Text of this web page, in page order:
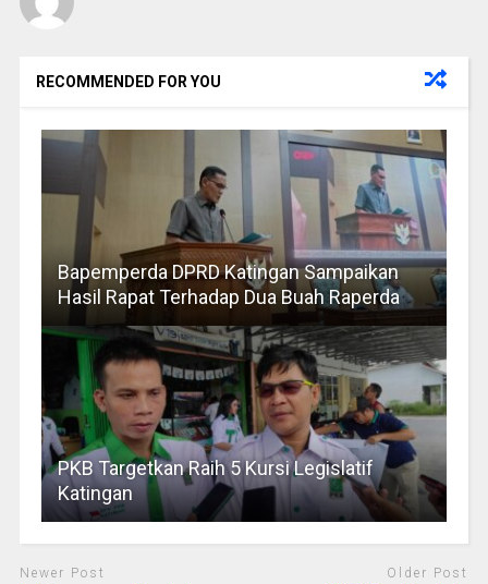
RECOMMENDED FOR YOU
Bapemperda DPRD Katingan Sampaikan
Hasil Rapat Terhadap Dua Buah Raperda
PKB Targetkan Raih 5 Kursi Legislatif
Katingan
Newer Post Older Post